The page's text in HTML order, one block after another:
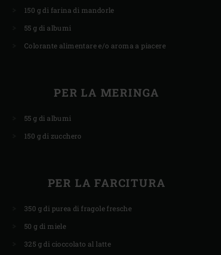
150 g di farina di mandorle
55 g di albumi
Colorante alimentare e/o aroma a piacere
PER LA MERINGA
55 g di albumi
150 g di zucchero
PER LA FARCITURA
350 g di purea di fragole fresche
50 g di miele
325 g di cioccolato al latte